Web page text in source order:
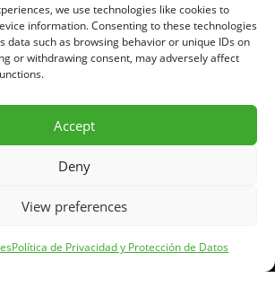
we use technologies like cookies to
information. Consenting to these technologies
data such as browsing behavior or unique IDs on
or withdrawing consent, may adversely affect
Accept
Deny
View preferences
Política de Privacidad y Protección de Datos
de Privacidad
el derecho de modificar o actualizar la
y Protección de Datos en cualquier
Privacidad y Protección de Datos